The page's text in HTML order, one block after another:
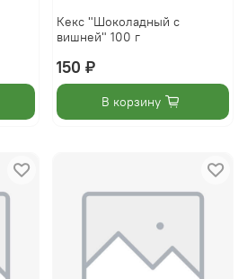
Кекс "Шоколадный с
вишней" 100 г
150 ₽
В корзину